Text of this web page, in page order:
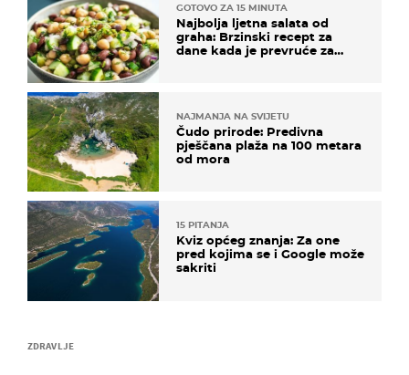
ZDRAVLJE
GOTOVO ZA 15 MINUTA
Najbolja ljetna salata od
graha: Brzinski recept za
dane kada je prevruće za
NAJMANJA NA SVIJETU
Čudo prirode: Predivna
pješčana plaža na 100 metara
od mora
15 PITANJA
Kviz općeg znanja: Za one
pred kojima se i Google može
sakriti